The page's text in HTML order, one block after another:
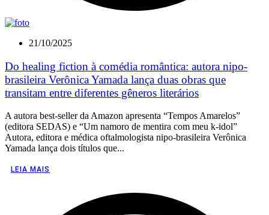
21/10/2025
Do healing fiction à comédia romântica: autora nipo-
brasileira Verônica Yamada lança duas obras que
transitam entre diferentes gêneros literários
A autora best-seller da Amazon apresenta “Tempos Amarelos”
(editora SEDAS) e “Um namoro de mentira com meu k-idol”
Autora, editora e médica oftalmologista nipo-brasileira Verônica
Yamada lança dois títulos que...
LEIA MAIS